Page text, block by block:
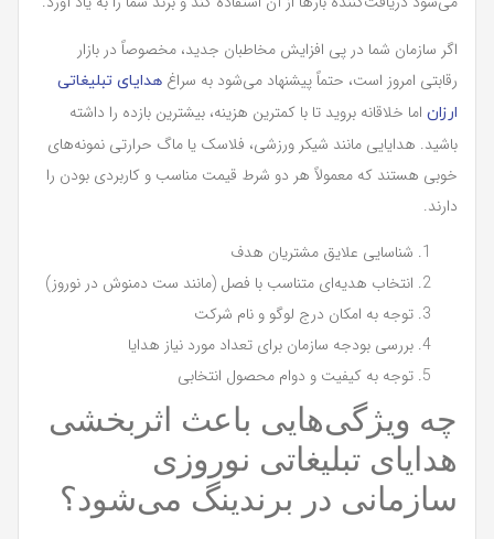
اگر سازمان شما در پی افزایش مخاطبان جدید، مخصوصاً در بازار
رقابتی امروز است، حتماً پیشنهاد می‌شود به سراغ هدایای تبلیغاتی
ارزان اما خلاقانه بروید تا با کمترین هزینه، بیشترین بازده را داشته
باشید. هدایایی مانند شیکر ورزشی، فلاسک یا ماگ حرارتی نمونه‌های
خوبی هستند که معمولاً هر دو شرط قیمت مناسب و کاربردی بودن را
دارند.
شناسایی علایق مشتریان هدف
انتخاب هدیه‌ای متناسب با فصل (مانند ست دمنوش در نوروز)
توجه به امکان درج لوگو و نام شرکت
بررسی بودجه سازمان برای تعداد مورد نیاز هدایا
توجه به کیفیت و دوام محصول انتخابی
چه ویژگی‌هایی باعث اثربخشی
هدایای تبلیغاتی نوروزی
سازمانی در برندینگ می‌شود؟